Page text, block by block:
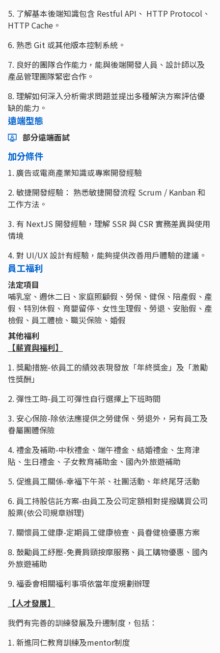
5. 了解基本後端知識包含 Restful API、 HTTP Protocol、
HTTP Cache。
6. 熟悉 Git 或其他版本控制系統。
7. 良好的團隊合作能力，能與後端開發人員、設計師以及
產品管理團隊緊密合作。
8. 理解如何深入分析需求問題並提出多種解決方案評估優
缺的能力。
遠端型態
部分遠端面試
加分條件
1. 廣告或電商產業知識或專案開發經驗
2. 敏捷開發經驗： 熟悉敏捷開發流程 Scrum / Kanban 和
工作方法。
3. 有 NextJS 開發經驗，理解 SSR 與 CSR 實務差異與使用
情境
4. 對 UI/UX 設計有經驗，能夠提供改善用戶體驗的建議。
員工福利
法定項目
哺乳室、週休二日、家庭照顧假、勞保、健保、陪產假、產
假、特別休假、育嬰留停、女性生理假、勞退、安胎假、產
檢假、員工體檢、職災保險、婚假
其他福利
【薪資與福利】
1. 獎勵措施-依員工的績效表現發放「年終獎金」及「激勵
性獎酬」
2. 彈性工時-員工可彈性自行選擇上下班時間
3. 安心保險-除依法應提供之勞健保、勞退外，另有員工及
眷屬團體保險
4. 禮金及補助-中秋禮金、端午禮金、結婚禮金、生育津
貼、生日禮金、子女教育補助金、國內外旅遊補助
5. 促進員工關係-幸福下午茶、社團活動、年終尾牙活動
6. 員工持股信託方案-由員工及公司定額相對提撥購買公司
股票(依公司規章辦理)
7. 關懷員工健康-定期員工健康檢查、員眷健檢優惠方案
8. 鼓勵員工紓壓-免費肩頸按摩服務、員工購物優惠、國內
外旅遊補助
9. 福委會相關福利事項依當年度規劃辦理
【人才發展】
我們有完善的訓練發展及升遷制度，包括：
1. 新進同仁教育訓練及mentor制度